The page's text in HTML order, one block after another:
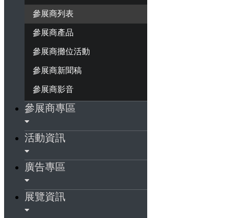
參展商列表
參展商產品
參展商攤位活動
參展商新聞稿
參展商影音
參展商專區
活動資訊
廣告專區
展覽資訊